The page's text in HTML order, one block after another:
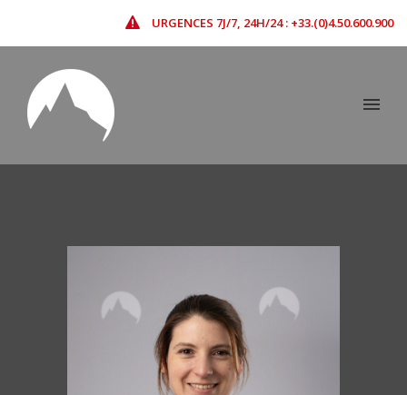
URGENCES 7J/7, 24H/24 : +33.(0)4.50.600.900